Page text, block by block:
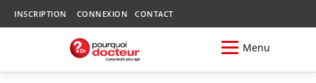
INSCRIPTION CONNEXION CONTACT
Menu